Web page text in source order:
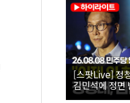
[스팟Live] 정
김민석에 정면
당대표·최고